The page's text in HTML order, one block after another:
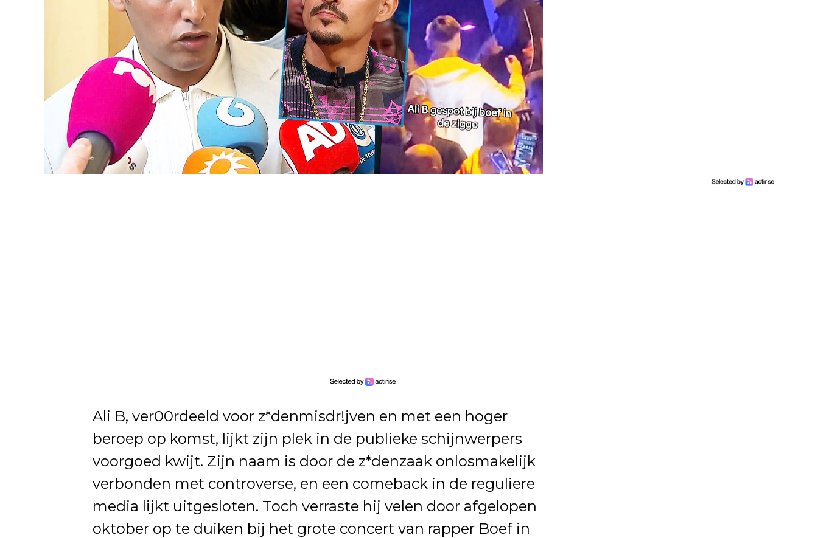
Ali B, ver00rdeeld voor z*denmisdr!jven en met een hoger
beroep op komst, lijkt zijn plek in de publieke schijnwerpers
voorgoed kwijt. Zijn naam is door de z*denzaak onlosmakelijk
verbonden met controverse, en een comeback in de reguliere
media lijkt uitgesloten. Toch verraste hij velen door afgelopen
oktober op te duiken bij het grote concert van rapper Boef in